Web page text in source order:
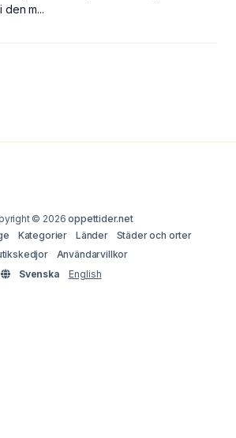
den m...
© 2026oppettider.net
Kategorier Länder
Städer och orter
Användarvillkor
Svenska
English